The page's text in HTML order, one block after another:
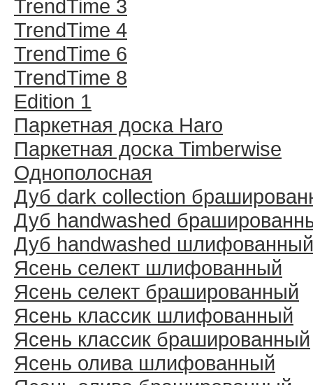
TrendTime 3
TrendTime 4
TrendTime 6
TrendTime 8
Edition 1
Паркетная доска Haro
Паркетная доска Timberwise
Однополосная
Дуб dark collection
Дуб handwashed
Дуб handwashed шлифованный
Ясень селект шлифованный
Ясень селект брашированный
Ясень классик шлифованный
Ясень классик брашированный
Ясень олива шлифованный